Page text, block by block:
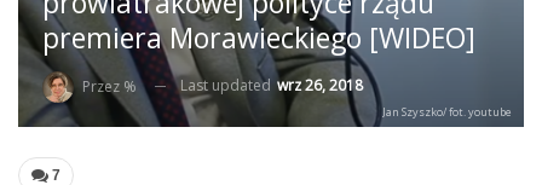
premiera Morawieckiego [WIDEO]
Przez % Last updated wrz 26, 2018
Jan Szyszko/ fot. youtube
7